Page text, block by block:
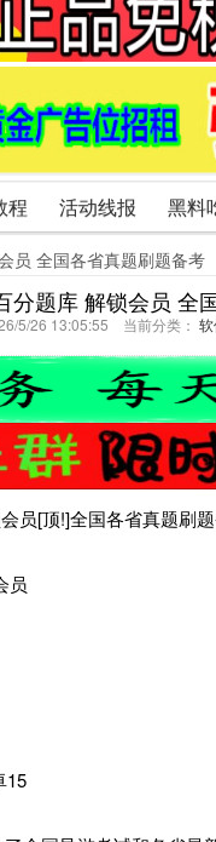
程 活动线报 黑料
员 全国各省真题刷题备考
分题库 解锁会员 全
5/26 13:05:55 当前分类：
员[顶!]全国各省真题刷
员
15